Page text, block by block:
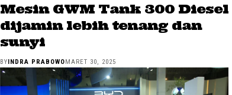
Mesin GWM Tank 300 Diesel
dijamin lebih tenang dan
sunyi
BY INDRA PRABOWO MARET 30, 2025